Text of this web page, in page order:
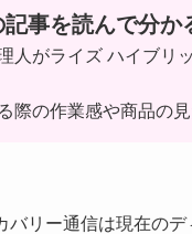
記事を読んで分か
人がライズ ハイブリ
際の作業感や商品の
バリー通信は現在の